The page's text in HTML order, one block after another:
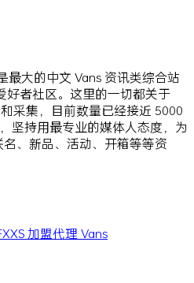
最大的中文 Vans 资讯类综合站
好者社区。这里的一切都关于
采集，目前数量已经接近 5000
坚持用最专业的媒体人态度，为
、新品、活动、开箱等等资
加盟代理 Vans